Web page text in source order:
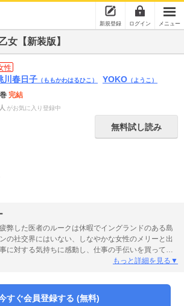
新規登録 ログイン メニュー
女【新装版】
性
川春日子 （ももかわはるひこ） YOKO （ようこ）
完結
がお気に入り登録中
無料試し読み
弊した医者のルークは休暇でイングランドのある島
の社交界にはいない、しなやかな女性のメリーと出
に対する気持ちに感動し、仕事の手伝いを買って出
２人だったが彼にはロンドンに許嫁がいて…。※本作
もっと詳細を見る▼
すぐ会員登録する (無料)